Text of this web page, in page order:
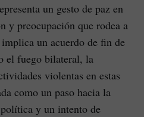
un gesto de paz en
y preocupación que rodea a
un acuerdo de fin de
el fuego bilateral, la
violentas en estas
como un paso hacia la
y un intento de